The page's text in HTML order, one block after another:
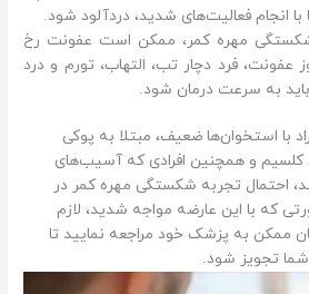
انجام فعالیت‌های شدید، دردآلود شود.
مهره کمر، ممکن است عفونت رخ
فرد دچار تب، التهاب، تورم و درد
به سرعت درمان شود.
با استخوان‌ها ضعیف، مبتلا به پوکی
کلسیم و همچنین افرادی که آسیب‌های
احتمال تجربه شکستگی مهره کمر در
که با این عارضه مواجه شدید، لازم
ممکن به پزشک خود مراجعه نمایید تا
شما تجویز شود.